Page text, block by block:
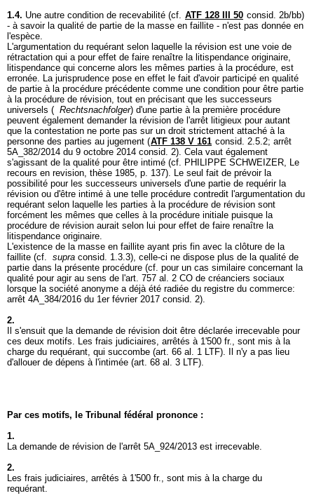
1.4. Une autre condition de recevabilité (cf. ATF 128 III 50 consid. 2b/bb)
- à savoir la qualité de partie de la masse en faillite - n'est pas donnée en
l'espèce.
L'argumentation du requérant selon laquelle la révision est une voie de
rétractation qui a pour effet de faire renaître la litispendance originaire,
litispendance qui concerne alors les mêmes parties à la procédure, est
erronée. La jurisprudence pose en effet le fait d'avoir participé en qualité
de partie à la procédure précédente comme une condition pour être partie
à la procédure de révision, tout en précisant que les successeurs
universels ( Rechtsnachfolger) d'une partie à la première procédure
peuvent également demander la révision de l'arrêt litigieux pour autant
que la contestation ne porte pas sur un droit strictement attaché à la
personne des parties au jugement (ATF 138 V 161 consid. 2.5.2; arrêt
5A_382/2014 du 9 octobre 2014 consid. 2). Cela vaut également
s'agissant de la qualité pour être intimé (cf. PHILIPPE SCHWEIZER, Le
recours en revision, thèse 1985, p. 137). Le seul fait de prévoir la
possibilité pour les successeurs universels d'une partie de requérir la
révision ou d'être intimé à une telle procédure contredit l'argumentation du
requérant selon laquelle les parties à la procédure de révision sont
forcément les mêmes que celles à la procédure initiale puisque la
procédure de révision aurait selon lui pour effet de faire renaître la
litispendance originaire.
L'existence de la masse en faillite ayant pris fin avec la clôture de la
faillite (cf. supra consid. 1.3.3), celle-ci ne dispose plus de la qualité de
partie dans la présente procédure (cf. pour un cas similaire concernant la
qualité pour agir au sens de l'art. 757 al. 2 CO de créanciers sociaux
lorsque la société anonyme a déjà été radiée du registre du commerce:
arrêt 4A_384/2016 du 1er février 2017 consid. 2).
2.
Il s'ensuit que la demande de révision doit être déclarée irrecevable pour
ces deux motifs. Les frais judiciaires, arrêtés à 1'500 fr., sont mis à la
charge du requérant, qui succombe (art. 66 al. 1 LTF). Il n'y a pas lieu
d'allouer de dépens à l'intimée (art. 68 al. 3 LTF).
Par ces motifs, le Tribunal fédéral prononce :
1.
La demande de révision de l'arrêt 5A_924/2013 est irrecevable.
2.
Les frais judiciaires, arrêtés à 1'500 fr., sont mis à la charge du
requérant.